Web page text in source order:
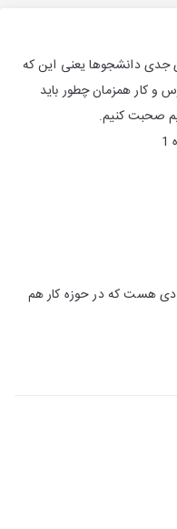
جدی دانشجوها یعنی این که
و کار همزمان چطور باید
صحبت کنیم.
هست که در حوزه کار هم